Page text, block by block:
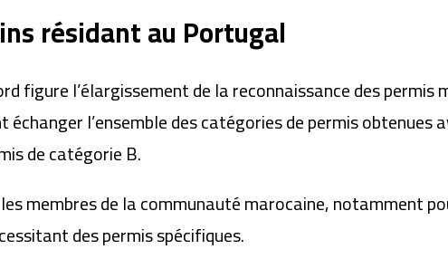
résidant au Portugal
figure l’élargissement de la reconnaissance des permis
l’ensemble des catégories de permis
de catégorie B.
membres de la communauté marocaine, notamment
des permis spécifiques.